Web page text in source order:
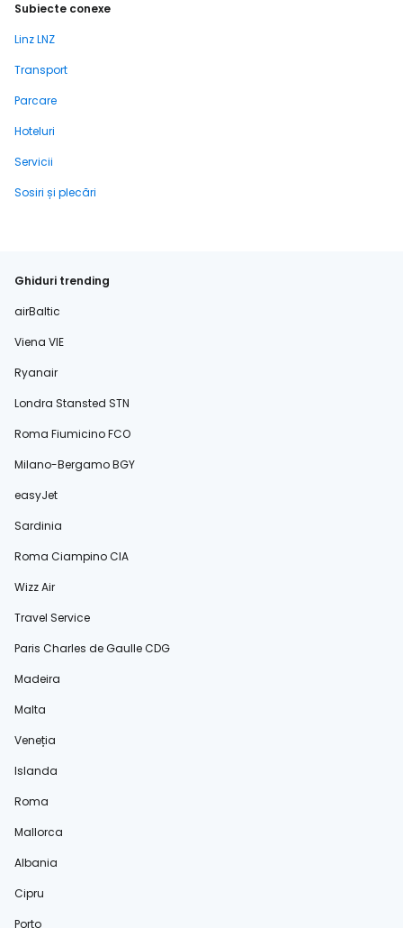
Subiecte conexe
Linz LNZ
Transport
Parcare
Hoteluri
Servicii
Sosiri și plecări
Ghiduri trending
airBaltic
Viena VIE
Ryanair
Londra Stansted STN
Roma Fiumicino FCO
Milano-Bergamo BGY
easyJet
Sardinia
Roma Ciampino CIA
Wizz Air
Travel Service
Paris Charles de Gaulle CDG
Madeira
Malta
Veneția
Islanda
Roma
Mallorca
Albania
Cipru
Porto